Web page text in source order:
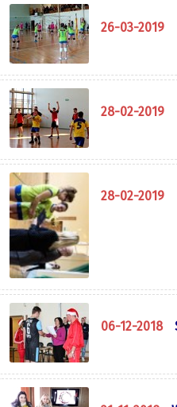
26-03-2019
28-02-2019
28-02-2019
06-12-2018